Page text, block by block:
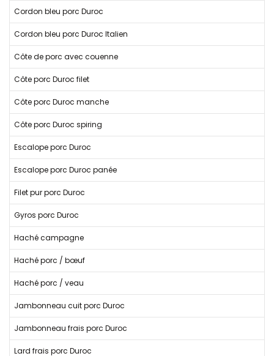
Cordon bleu porc Duroc
Cordon bleu porc Duroc Italien
Côte de porc avec couenne
Côte porc Duroc filet
Côte porc Duroc manche
Côte porc Duroc spiring
Escalope porc Duroc
Escalope porc Duroc panée
Filet pur porc Duroc
Gyros porc Duroc
Haché campagne
Haché porc / bœuf
Haché porc / veau
Jambonneau cuit porc Duroc
Jambonneau frais porc Duroc
Lard frais porc Duroc